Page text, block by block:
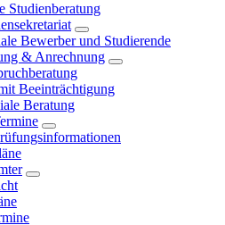
Studienberatung
Bewerber und Studierende
& Anrechnung
Beeinträchtigung
Beratung